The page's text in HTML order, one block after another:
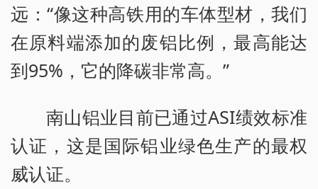
远：“像这种高铁用的车体型材，我们
在原料端添加的废铝比例，最高能达
到95%，它的降碳非常高。”
南山铝业目前已通过ASI绩效标准
认证，这是国际铝业绿色生产的最权
威认证。